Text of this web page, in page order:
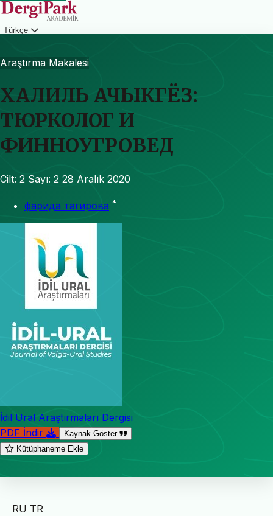
Türkçe
Araştırma Makalesi
ХАЛИЛЬ АЧЫКГЁЗ:
ТЮРКОЛОГ И
ФИННОУГРОВЕД
Cilt: 2 Sayı: 2 28 Aralık 2020
фарида тагирова *
İdil Ural Araştırmaları Dergisi
PDF İndir
Kaynak Göster
Kütüphaneme Ekle
RU TR